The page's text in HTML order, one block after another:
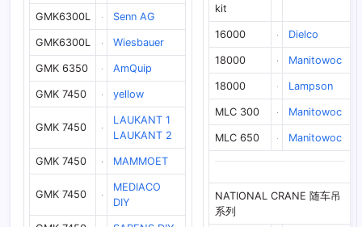
GMK6300L Senn AG
GMK6300L Wiesbauer
GMK 6350 AmQuip
GMK 7450 yellow
GMK 7450
LAUKANT 1
LAUKANT 2
GMK 7450 MAMMOET
GMK 7450
MEDIACO
DIY
kit
16000 Dielco
18000 Manitowoc
18000 Lampson
MLC 300 Manitowoc
MLC 650 Manitowoc
NATIONAL CRANE 随车吊
系列